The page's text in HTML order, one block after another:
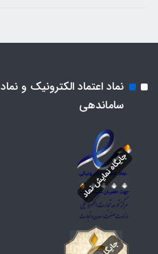
نماد اعتماد الکترونیک و نماد
ساماندهی